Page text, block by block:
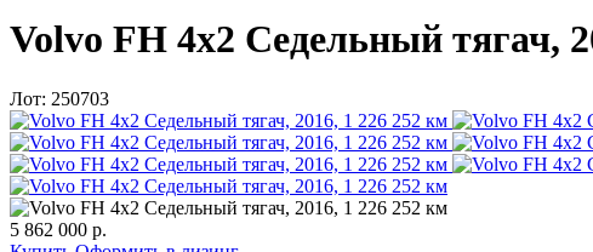
Volvo FH 4x2 Седельный тягач,
Лот: 250703
5 862 000 р.